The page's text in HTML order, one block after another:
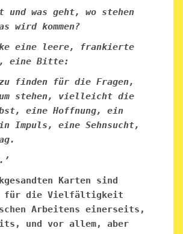
und was geht, wo stehen
wird kommen?
eine leere, frankierte
eine Bitte:
finden für die Fragen,
stehen, vielleicht die
eine Hoffnung, ein
Impuls, eine Sehnsucht,
Karten sind
für die Vielfältigkeit
Arbeitens einerseits,
und vor allem, aber